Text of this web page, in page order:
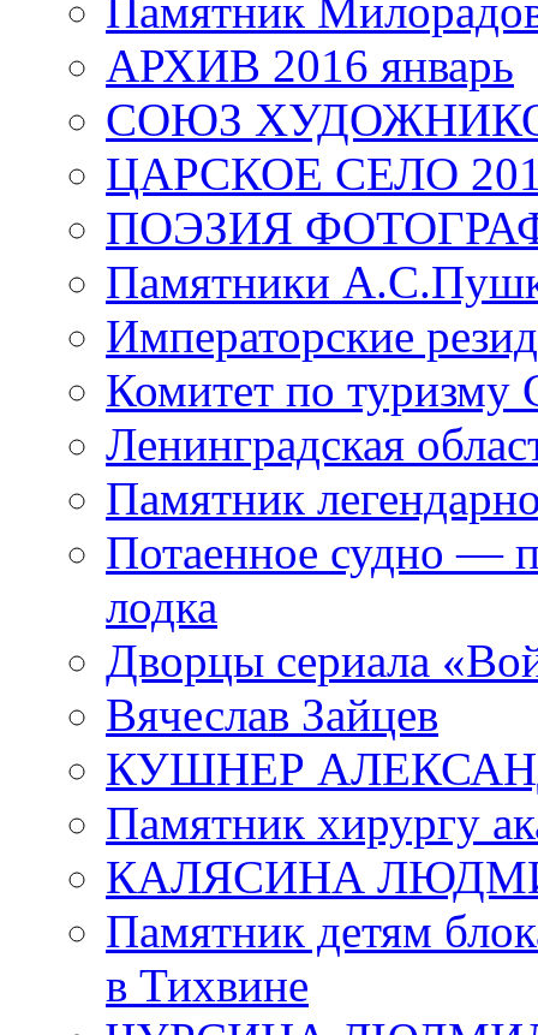
Памятник
АРХИВ 2016 январь
СОЮЗ
ЦАРСКОЕ СЕЛО
ПОЭЗИЯ
Памятники
Императорские
Комитет по туризму
Ленинградская
Памятник
Потаенное судно —
лодка
Дворцы сериала
Вячеслав Зайцев
КУШНЕР
Памятник хирургу
КАЛЯСИНА
Памятник детям
в Тихвине